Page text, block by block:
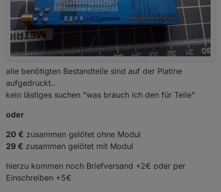
alle benötigten Bestandteile sind auf der Platine
aufgedruckt..
kein lästiges suchen "was brauch ich den für Teile"
oder
20 € zusammen gelötet ohne Modul
29 € zusammen gelötet mit Modul
hierzu kommen noch Briefversand +2€ oder per
Einschreiben +5€